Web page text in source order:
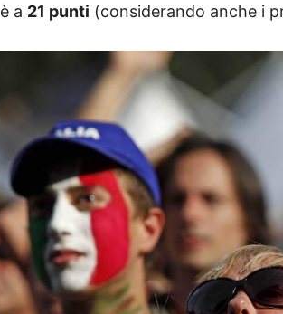
a 21 punti (considerando anche i